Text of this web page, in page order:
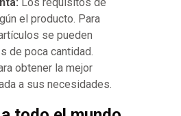
el producto. Para
se pueden
de poca cantidad.
obtener la mejor
a sus necesidades.